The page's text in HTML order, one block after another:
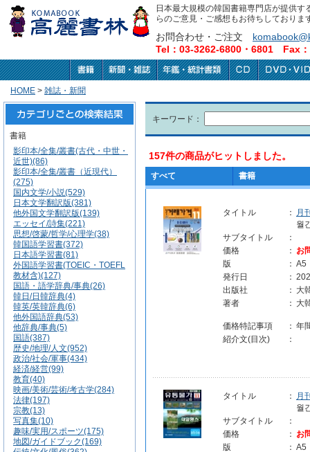
日本最大規模の韓国書籍専門店が提供
らのご意見・ご感想もお待ちしておりま
お問合わせ・ご注文
Tel：03-3262-6800・6801 Fax
HOME > 雑誌・新聞
書籍
影印本/全集/叢書(古代・中世・
近世)(86)
影印本/全集/叢書（近現代）
(275)
国内文学/小説(529)
日本文学翻訳版(381)
他外国文学翻訳版(139)
エッセイ/詩集(221)
思想/啓蒙/哲学/心理学(38)
韓国語学習書(372)
日本語学習書(81)
外国語学習書(TOEIC・TOEFL
教材含)(127)
国語・語学辞典/事典(26)
韓日/日韓辞典(4)
韓英/英韓辞典(6)
他外国語辞典(53)
他辞典/事典(5)
国語(387)
歴史/地理/人文(952)
政治/社会/軍事(434)
経済/経営(99)
教育(40)
映画/美術/芸術/考古学(284)
法律(197)
宗教(13)
写真集(10)
趣味/実用/スポーツ(175)
地図/ガイドブック(169)
キーワード：
157件の商品がヒットしました。
すべて 書籍
タイトル ：
月
월
サブタイトル
：
価格
： お
版
： A5
発行日
：
出版社
： 大
著者
： 大
価格特記事項 ： 年
紹介文(目次)
：
タイトル ：
月
월
サブタイトル
：
価格
： お
版
： A5